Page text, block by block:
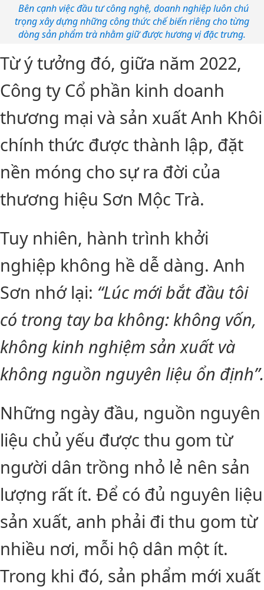
Bên cạnh việc đầu tư công nghệ, doanh nghiệp luôn chú
trọng xây dựng những công thức chế biến riêng cho từng
dòng sản phẩm trà nhằm giữ được hương vị đặc trưng.
Từ ý tưởng đó, giữa năm 2022,
Công ty Cổ phần kinh doanh
thương mại và sản xuất Anh Khôi
chính thức được thành lập, đặt
nền móng cho sự ra đời của
thương hiệu Sơn Mộc Trà.
Tuy nhiên, hành trình khởi
nghiệp không hề dễ dàng. Anh
Sơn nhớ lại: “Lúc mới bắt đầu tôi
có trong tay ba không: không vốn,
không kinh nghiệm sản xuất và
không nguồn nguyên liệu ổn định”.
Những ngày đầu, nguồn nguyên
liệu chủ yếu được thu gom từ
người dân trồng nhỏ lẻ nên sản
lượng rất ít. Để có đủ nguyên liệu
sản xuất, anh phải đi thu gom từ
nhiều nơi, mỗi hộ dân một ít.
Trong khi đó, sản phẩm mới xuất